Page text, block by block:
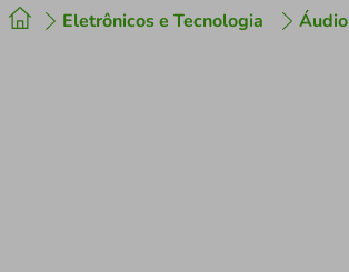
Eletrônicos e Tecnologia Áudio
2º cafeteira